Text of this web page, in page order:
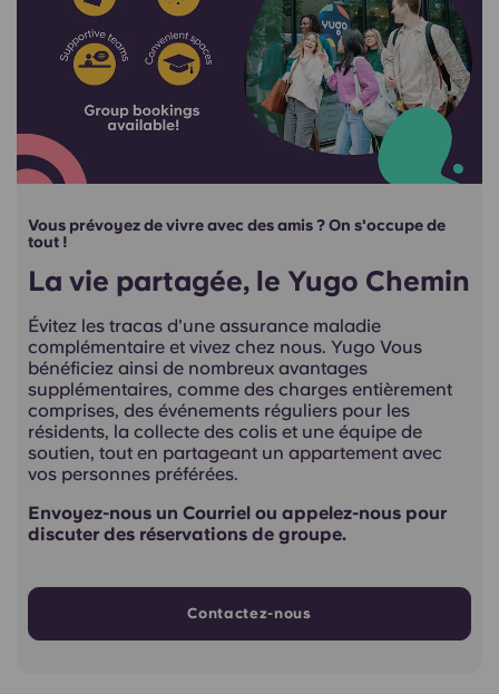
Vous prévoyez de vivre avec des amis ? On s'occupe de
tout !
La vie partagée, le Yugo Chemin
Évitez les tracas d'une assurance maladie
complémentaire et vivez chez nous. Yugo Vous
bénéficiez ainsi de nombreux avantages
supplémentaires, comme des charges entièrement
comprises, des événements réguliers pour les
résidents, la collecte des colis et une équipe de
soutien, tout en partageant un appartement avec
vos personnes préférées.
Envoyez-nous un Courriel ou appelez-nous pour
discuter des réservations de groupe.
Contactez-nous